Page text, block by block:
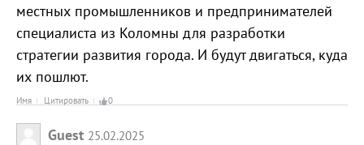
местных промышленников и предпринимателей
специалиста из Коломны для разработки
стратегии развития города. И будут двигаться, куда
их пошлют.
Имя Цитировать 0
Guest 25.02.2025